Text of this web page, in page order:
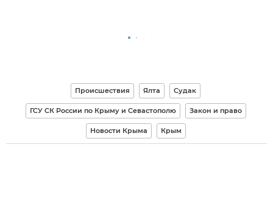
Происшествия Ялта Судак
ГСУ СК России по Крыму и Севастополю Закон и право
Новости Крыма Крым